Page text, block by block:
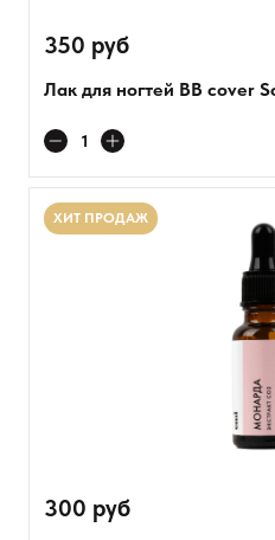
350 руб
Лак для ногтей BB cover
ХИТ ПРОДАЖ
300 руб